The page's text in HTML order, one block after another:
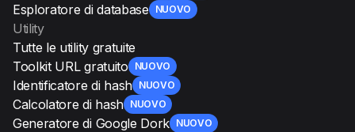
Esploratore di database NUOVO
Utility
Tutte le utility gratuite
Toolkit URL gratuito
NUOVO
Identificatore di hash NUOVO
Calcolatore di hash NUOVO
Generatore di Google Dork NUOVO